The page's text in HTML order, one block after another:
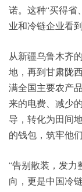
诺。这种“买得省
业和冷链企业看
从新疆乌鲁木齐
地，再到甘肃陇
满全国主要农产
来的电费、减少
导，转化为田间
的钱包，筑牢他
“告别散装，发力
向，更是中国冷